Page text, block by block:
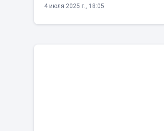
4 июля 2025 г., 18:05